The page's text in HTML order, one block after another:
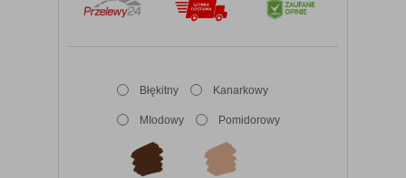
Błękitny Kanarkowy
MIodowy Pomidorowy